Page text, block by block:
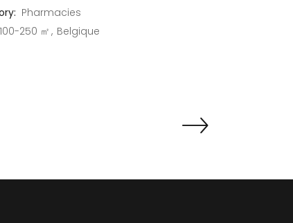
Pharmacies
100-250 ㎡ Belgique